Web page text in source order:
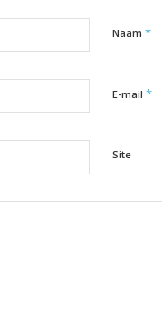
Naam *
E-mail *
Site